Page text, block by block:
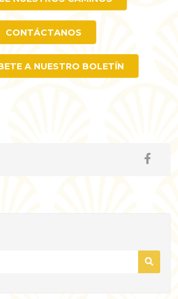
CONTÁCTANOS
A NUESTRO BOLETÍN